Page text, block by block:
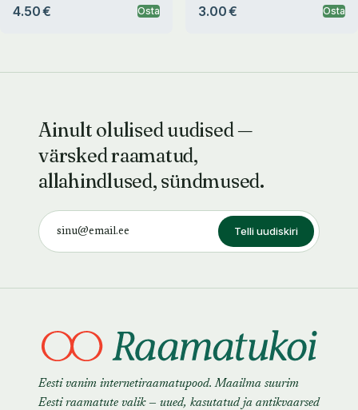
4.50 € Osta 3.00 € Osta
Ainult olulised uudised —
värsked raamatud,
allahindlused, sündmused.
Telli uudiskiri
Eesti vanim internetiraamatupood. Maailma suurim
Eesti raamatute valik — uued, kasutatud ja antikvaarsed